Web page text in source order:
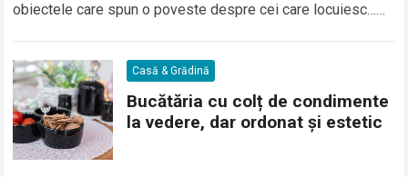
obiectele care spun o poveste despre cei care locuiesc…
Casă & Grădină
Bucătăria cu colț de condimente
la vedere, dar ordonat și estetic